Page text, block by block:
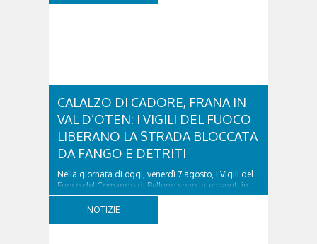
CALALZO DI CADORE, FRANA IN
VAL D’OTEN: I VIGILI DEL FUOCO
LIBERANO LA STRADA BLOCCATA
DA FANGO E DETRITI
Nella giornata di oggi, venerdì 7 agosto, i Vigili del
Fuoco del Comando di Belluno sono intervenuti in
località Diassa, in Val d’Oten, nel comune di Calalzo
di Cadore, per liberare una strada rimasta bloccata
NOTIZIE